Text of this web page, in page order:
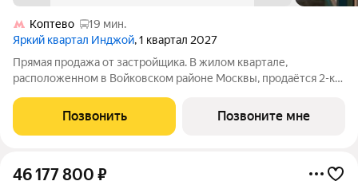
Коптево
19 мин.
Яркий квартал Инджой, 1 квартал 2027
Прямая продажа от застройщика. В жилом квартале,
расположенном в Войковском районе Москвы, продаётся 2-к
расположена на 19 этаже 32-этажного дома, корпус 1, в жилом
квартале бизнес-класса Инджой.
Позвонить Позвоните мне
46 177 800 ₽